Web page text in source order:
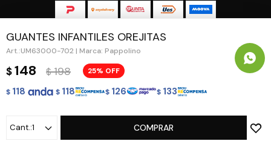
GUANTES INFANTILES OREJITAS
UM63000-702 | Marca: Pappolino
$148 $ 198 25
$ 118 $ 118 $ 126 $ 133
1 COMPRAR
© Copyright 2026 / Guapa - Paprika